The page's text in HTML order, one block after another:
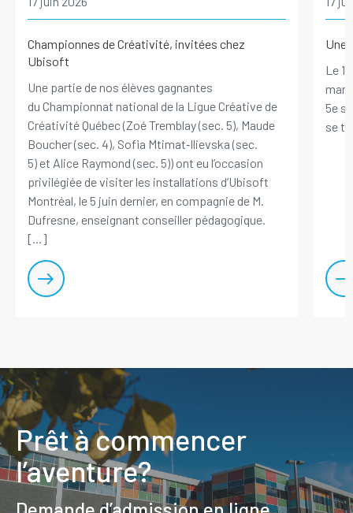
Championnes de Créativité, invitées chez
Ubisoft
Une partie de nos élèves gagnantes
du Championnat national de la Ligue Créative de
Créativité Québec (Zoé Tremblay (sec. 5), Maude
Boucher (sec. 4), Sofia Mtimat‑Ilievska (sec.
5) et Alice Raymond (sec. 5)) ont eu l’occasion
privilégiée de visiter les installations d’Ubisoft
Montréal, le 5 juin dernier, en compagnie de M.
Dufresne, enseignant conseiller pédagogique.
[...]
Une
Le
5e
se
Prêt à commencer
l’aventure?